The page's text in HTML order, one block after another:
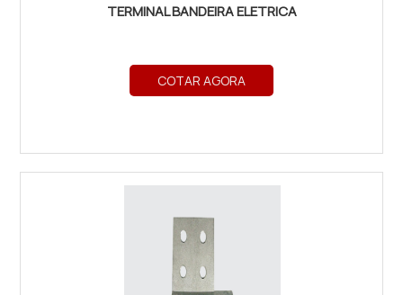
TERMINAL BANDEIRA ELETRICA
COTAR AGORA